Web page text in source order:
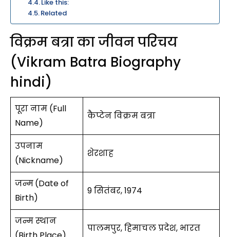
Like this:
Related
विक्रम बत्रा का जीवन परिचय
(Vikram Batra Biography
hindi)
पूरा नाम (Full
Name)
कैप्टेन विक्रम बत्रा
उपनाम
(Nickname)
शेरशाह
जन्म(Date of
Birth)
9 सितंबर, 1974
जन्म स्थान
पालमपुर, हिमाचल प्रदेश, भारत